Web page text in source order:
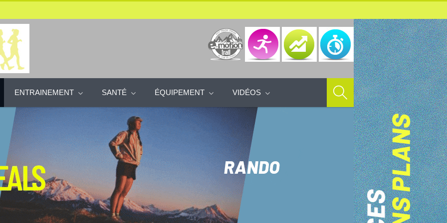
ENTRAINEMENT SANTÉ ÉQUIPEMENT VIDÉOS